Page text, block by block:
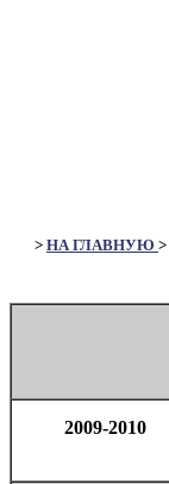
> НА ГЛАВНУЮ >
2009-2010